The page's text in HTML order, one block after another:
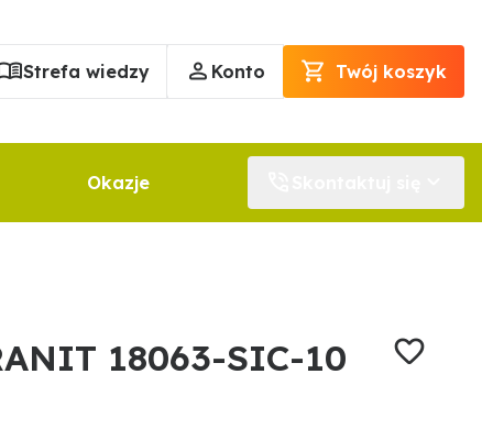
Strefa wiedzy Konto Twój koszyk
Okazje
18063-SIC-10